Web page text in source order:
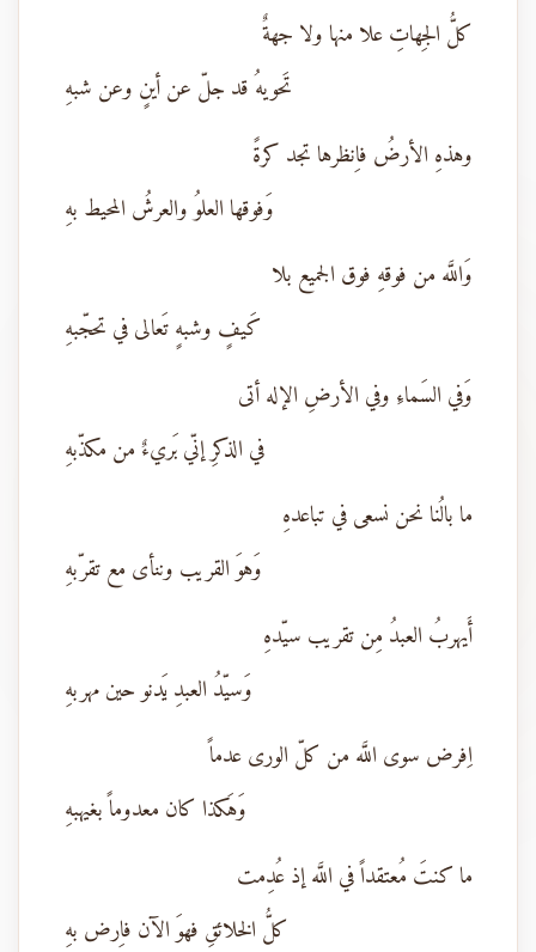
كلُّ الجِهاتِ علا منها ولا جهةٌ
تَحويهُ قد جلّ عن أينٍ وعن شبهِ
وهذهِ الأرضُ فاِنظرها تجد كرةً
وَفوقها العلوُ والعرشُ المحيط بهِ
وَاللَّه من فوقهِ فوق الجميع بلا
كَيفٍ وشبهٍ تَعالى في تحجّبهِ
وَفي السَماءِ وفي الأرضِ الإله أتى
في الذكرِ إنّي بَريءٌ من مكذّبهِ
ما بالُنا نحن نسعى في تباعدهِ
وَهوَ القريب وننأى مع تقرّبهِ
أَيهربُ العبدُ مِن تقريب سيّدهِ
وَسيّدُ العبدِ يَدنو حين مهربهِ
اِفرض سوى اللَّه من كلّ الورى عدماً
وَهَكذا كان معدوماً بغيهبهِ
ما كنتَ مُعتقداً في اللَّه إذ عُدِمت
كلُّ الخلائقِ فهوَ الآن فاِرض بهِ